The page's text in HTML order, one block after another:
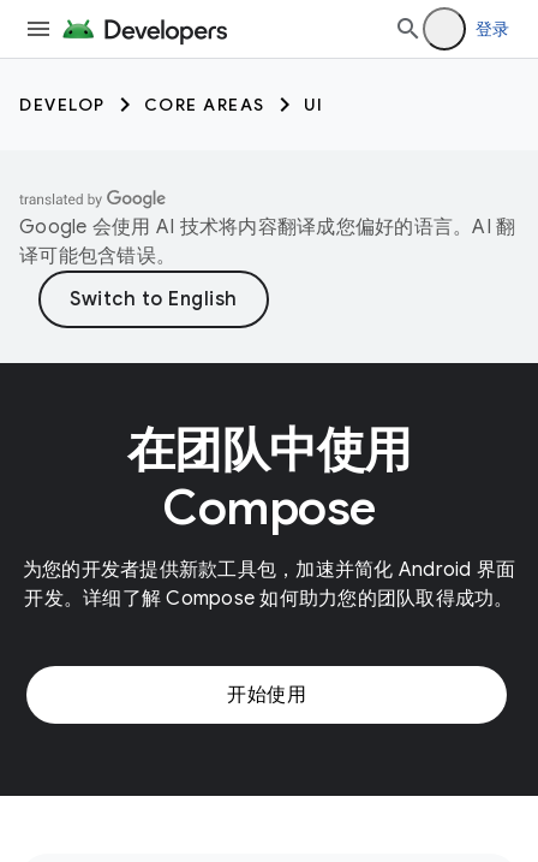
登录
DEVELOP CORE AREAS UI
Google 会使用 AI 技术将内容翻译成您偏好的语言。AI 翻
译可能包含错误。
在团队中使用
Compose
为您的开发者提供新款工具包，加速并简化 Android 界面
开发。详细了解 Compose 如何助力您的团队取得成功。
开始使用